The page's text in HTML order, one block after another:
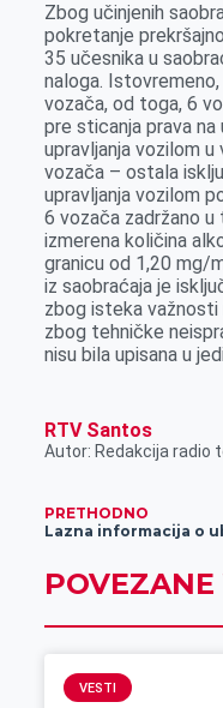
Zbog učinjenih
pokretanje
35 učesnika u
naloga.
vozača, od toga, 6
pre sticanja prava na
upravljanja vozilom
vozača – ostala
upravljanja vozilom
6 vozača zadržano u
izmerena količina
granicu od 1,20 mg/
iz saobraćaja je
zbog isteka
zbog tehničke
nisu bila upisana u
RTV Santos
Autor: Redakcija radio
PRETHODNO
POVEZANE
VESTI